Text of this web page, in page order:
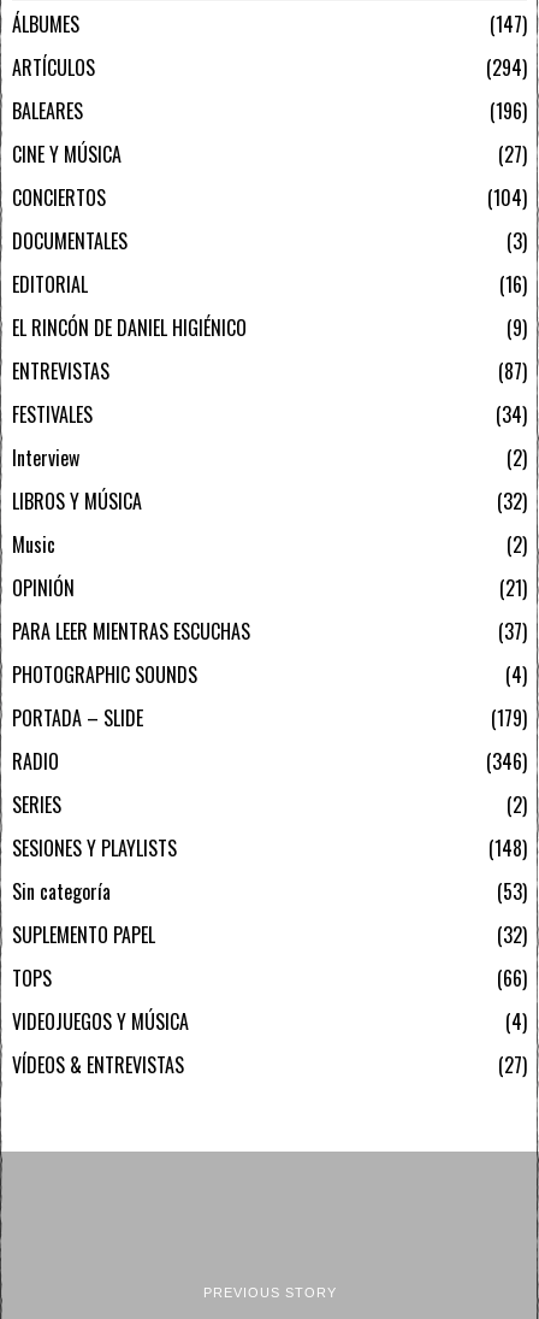
ÁLBUMES
147
ARTÍCULOS
294
BALEARES
196
CINE Y MÚSICA
27
CONCIERTOS
104
DOCUMENTALES
3
EDITORIAL
16
EL RINCÓN DE DANIEL HIGIÉNICO
9
ENTREVISTAS
87
FESTIVALES
34
Interview
2
LIBROS Y MÚSICA
32
Music
2
OPINIÓN
21
PARA LEER MIENTRAS ESCUCHAS
37
PHOTOGRAPHIC SOUNDS
4
PORTADA – SLIDE
179
RADIO
346
SERIES
2
SESIONES Y PLAYLISTS
148
Sin categoría
53
SUPLEMENTO PAPEL
32
TOPS
66
VIDEOJUEGOS Y MÚSICA
4
VÍDEOS & ENTREVISTAS
27
PREVIOUS STORY